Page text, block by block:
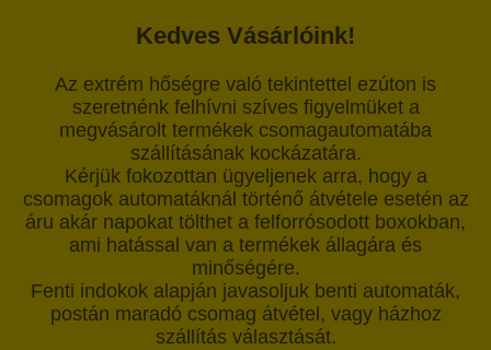
Kedves Vásárlóink!
Az extrém hőségre való tekintettel ezúton is
szeretnénk felhívni szíves figyelmüket a
megvásárolt termékek csomagautomatába
szállításának kockázatára.
Kérjük fokozottan ügyeljenek arra, hogy a
csomagok automatáknál történő átvétele esetén az
áru akár napokat tölthet a felforrósodott boxokban,
ami hatással van a termékek állagára és
minőségére.
Fenti indokok alapján javasoljuk benti automaták,
postán maradó csomag átvétel, vagy házhoz
szállítás választását.